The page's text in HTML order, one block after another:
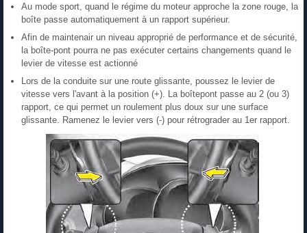
Au mode sport, quand le régime du moteur approche la zone rouge, la
boîte passe automatiquement à un rapport supérieur.
Afin de maintenair un niveau approprié de performance et de sécurité,
la boîte-pont pourra ne pas exécuter certains changements quand le
levier de vitesse est actionné
Lors de la conduite sur une route glissante, poussez le levier de
vitesse vers l'avant à la position (+). La boîtepont passe au 2 (ou 3)
rapport, ce qui permet un roulement plus doux sur une surface
glissante. Ramenez le levier vers (-) pour rétrograder au 1er rapport.